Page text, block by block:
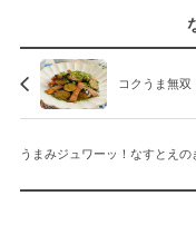
コクうま無
うまみジュワーッ！なすとえの